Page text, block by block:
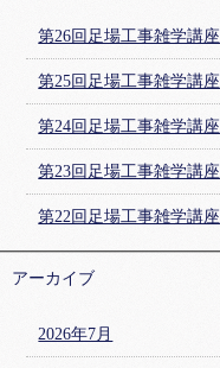
第26回足場工事雑学講座
第25回足場工事雑学講座
第24回足場工事雑学講座
第23回足場工事雑学講座
第22回足場工事雑学講座
アーカイブ
2026年7月